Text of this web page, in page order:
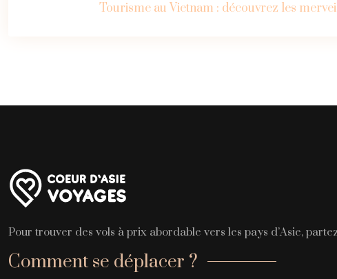
Tourisme au Vietnam : découvrez les
Pour trouver des vols à prix abordable vers les pays d’Asie,
Comment se déplacer ?